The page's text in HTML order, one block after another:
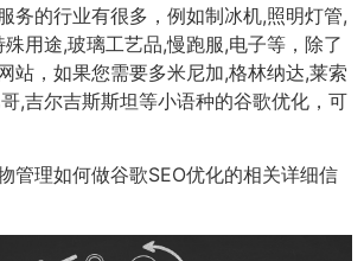
务的行业有很多，例如制冰机,照明灯管,
用途,玻璃工艺品,慢跑服,电子等，除了
站，如果您需要多米尼加,格林纳达,莱索
,吉尔吉斯斯坦等小语种的谷歌优化，可
管理如何做谷歌SEO优化的相关详细信